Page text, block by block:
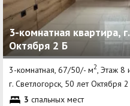
3-комнатная квартира,
Октября 2 Б
3-комнатная, 67/50/- м2 , Этаж 8
г. Светлогорск, 50 лет Октября
3 спальных мест